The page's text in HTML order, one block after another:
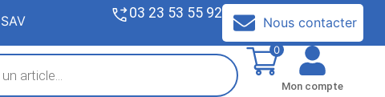
03 23 53 55 92
Nous contacter
0
Mon compte